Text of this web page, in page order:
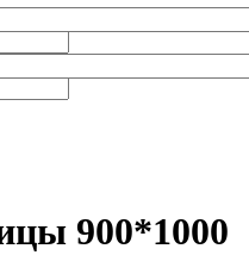
900*1000